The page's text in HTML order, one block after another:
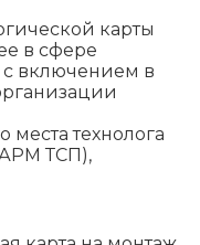
карты
в сфере
включением в
места технолога
ТСП),